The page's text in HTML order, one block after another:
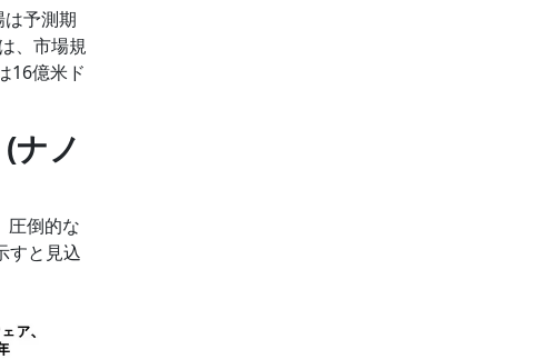
予測期
、市場規
16億米ド
ノ
圧倒的な
すと見込